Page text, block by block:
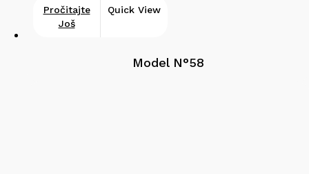
Pročitajte
Još
Quick View
Model N°58